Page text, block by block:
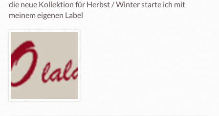
die neue Kollektion für Herbst / Winter starte ich mit
meinem eigenen Label